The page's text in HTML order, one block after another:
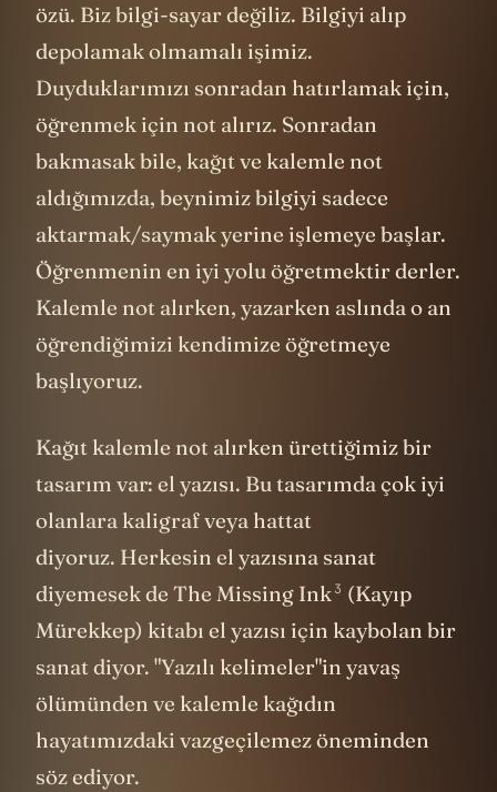
özü. Biz bilgi-sayar değiliz. Bilgiyi alıp
depolamak olmamalı işimiz.
Duyduklarımızı sonradan hatırlamak için,
öğrenmek için not alırız. Sonradan
bakmasak bile, kağıt ve kalemle not
aldığımızda, beynimiz bilgiyi sadece
aktarmak/saymak yerine işlemeye başlar.
Öğrenmenin en iyi yolu öğretmektir derler.
Kalemle not alırken, yazarken aslında o an
öğrendiğimizi kendimize öğretmeye
başlıyoruz.
Kağıt kalemle not alırken ürettiğimiz bir
tasarım var: el yazısı. Bu tasarımda çok iyi
olanlara kaligraf veya hattat
diyoruz. Herkesin el yazısına sanat
diyemesek de The Missing Ink3 (Kayıp
Mürekkep) kitabı el yazısı için kaybolan bir
sanat diyor. "Yazılı kelimeler"in yavaş
ölümünden ve kalemle kağıdın
hayatımızdaki vazgeçilemez öneminden
söz ediyor.